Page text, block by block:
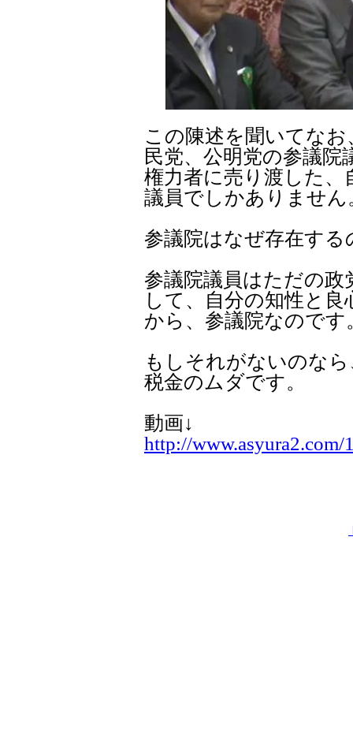
この陳述を聞いてな
民党、公明党の参議
権力者に売り渡した
議員でしかありません
参議院はなぜ存在する
参議院議員はただの政
して、自分の知性と
から、参議院なのです
もしそれがないのな
税金のムダです。
動画↓
http://